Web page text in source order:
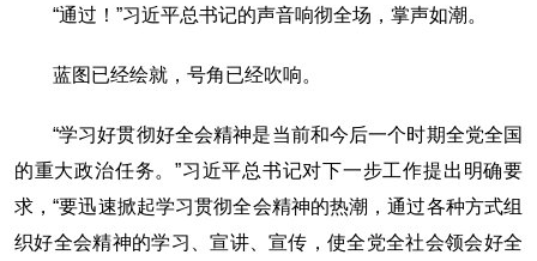
“通过！”习近平总书记的声音响彻全场，掌声如潮。
蓝图已经绘就，号角已经吹响。
“学习好贯彻好全会精神是当前和今后一个时期全党全国
的重大政治任务。”习近平总书记对下一步工作提出明确要
求，“要迅速掀起学习贯彻全会精神的热潮，通过各种方式组
织好全会精神的学习、宣讲、宣传，使全党全社会领会好全